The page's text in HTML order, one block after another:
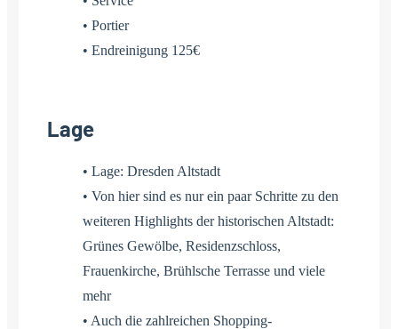
• Portier
• Endreinigung 125€
Lage
• Lage: Dresden Altstadt
• Von hier sind es nur ein paar Schritte zu den
weiteren Highlights der historischen Altstadt:
Grünes Gewölbe, Residenzschloss,
Frauenkirche, Brühlsche Terrasse und viele
mehr
• Auch die zahlreichen Shopping-